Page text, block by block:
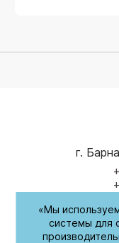
г.
Пн-
«Мы
системы для